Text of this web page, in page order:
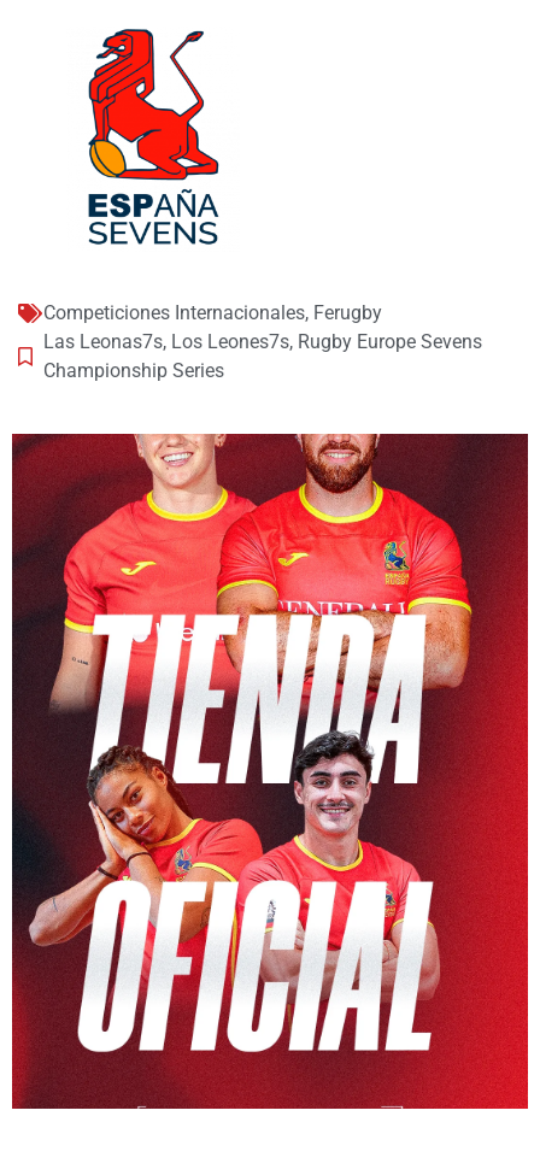
Competiciones Internacionales, Ferugby
Las Leonas7s, Los Leones7s, Rugby Europe Sevens
Championship Series